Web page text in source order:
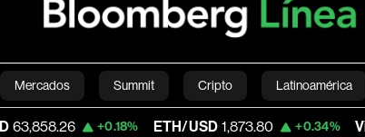
Mercados Summit Cripto Latinoamérica
Economía Estilo de vida Mundo
+0.18% ETH/USD 1,873.80 +0.34% Visa 365.67